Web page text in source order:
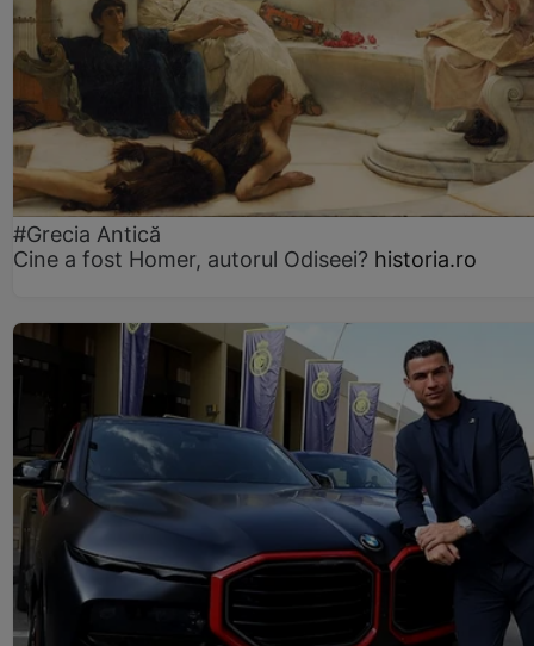
#Grecia Antică
Cine a fost Homer, autorul Odiseei? historia.ro